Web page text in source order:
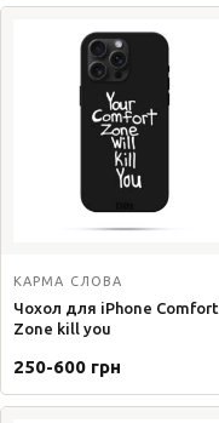
КАРМА СЛОВА
Чохол для iPhone Comfort
Zone kill you
250-600 грн